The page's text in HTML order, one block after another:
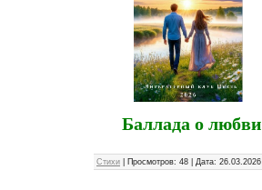
Баллада о любви
Стихи Просмотров: 48 Дата: 26.03.2026